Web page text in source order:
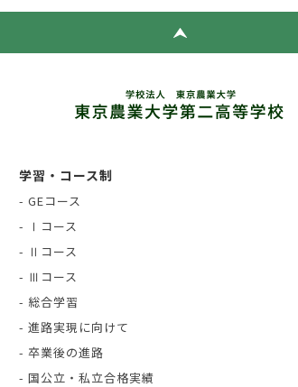
学習・コース制
- GEコース
- Ⅰコース
- Ⅱコース
- Ⅲコース
- 総合学習
- 進路実現に向けて
- 卒業後の進路
- 国公立・私立合格実績